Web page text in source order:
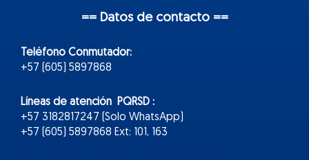
== Datos de contacto ==
Teléfono Conmutador:
+57 (605) 5897868
Líneas de atención PQRSD :
+57 3182817247 (Solo WhatsApp)
+57 (605) 5897868 Ext: 101, 163